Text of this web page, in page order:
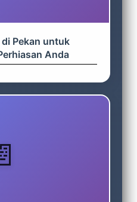
di Pekan untuk
Anda